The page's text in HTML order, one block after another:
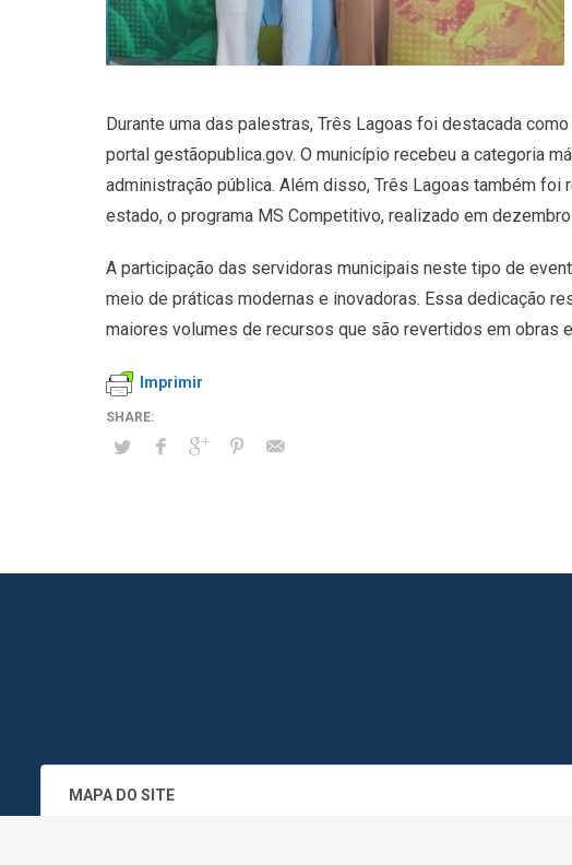
Durante uma das palestras, Três Lagoas foi destacada
portal gestãopublica.gov. O município recebeu a categoria
administração pública. Além disso, Três Lagoas também
estado, o programa MS Competitivo, realizado em
A participação das servidoras municipais neste tipo de
meio de práticas modernas e inovadoras. Essa dedicação
maiores volumes de recursos que são revertidos em obras
Imprimir
MAPA DO SITE